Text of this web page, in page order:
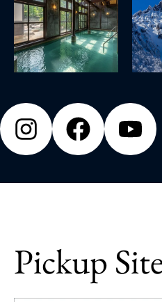
Pickup